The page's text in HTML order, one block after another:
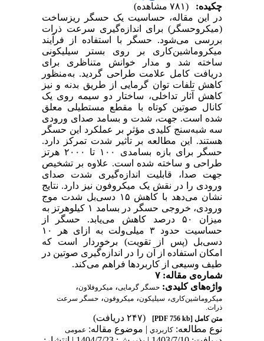
چکیده:
(۷۸۱ مشاهده)
در این مقاله، حساسیت یک حسگر ریزساخت
(میکروحسگر) برای اندازه‌گیری سرعت ذرات
بررسی می‌شود. حسگر با استفاده از فرآیند
میکروماشین‌کاری بر روی بستر سیلیکونی
ساخته شد و مدار خوانش متناظری برای
دریافت کامل علامت طراحی گردید. به‌منظور
کاهش تلفات توان گرمایی از طریق بدنه و نیز
کاهش آثار تداخلی، ساختار دو سیمه روی یک
کانال صوتین کوتاه با مقطع مستطیلی معلق
شده است. جهت، شدت و بسامد صدای ورودی
سه شبه‌سنج کلیدی مؤثر بر عملکرد این حسگر
هستند. این مطالعه بر تأثیر شدت تمرکز دارد.
حسگر برای بازه بسامدی ۱۰۰ تا ۲۰۰۰ هرتز
طراحی و ساخته شده است. علاوه بر تشخیص
جهت صدا، قابلیت اندازه‌گیری شدت صدای
ورودی را در نقش یک میکروفون نیز دارد. نتایج
نشان می‌دهد با کاهش ۱۵ دسی‌بل شدت موج
ورودی، خروجی حسگر در بسامد ۱ کیلوهرتز به
میزان ۵۰ درصد کاهش می‌یابد. حسگر از
حساسیت حدود ۳ میلی‌ولت به ازای هر ۱۰
دسی‌بل (پس از تقویت) برخوردار است که
امکان استفاده از آن را در اندازه‌گیری صوتین در
طیف وسیعی از کاربردها فراهم می‌کند.
شماره‌ی مقاله: ۷
واژه‌های کلیدی: حسگر گرمایی، میکروفلاون،
میکروماشین‌کاری، سیلیکون، میکروفون، حسگر سرعت
ذرات.
متن کامل[PDF 756 kb]
(۲۴۷ دریافت)
نوع مطالعه: كاربردي| موضوع مقاله: عمومی